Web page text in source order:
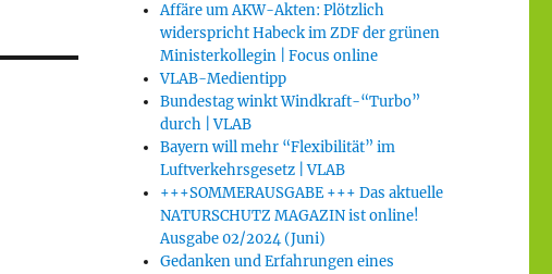
Affäre um AKW-Akten: Plötzlich
widerspricht Habeck im ZDF der grünen
Ministerkollegin | Focus online
VLAB-Medientipp
Bundestag winkt Windkraft-“Turbo”
durch | VLAB
Bayern will mehr “Flexibilität” im
Luftverkehrsgesetz | VLAB
+++SOMMERAUSGABE +++ Das aktuelle
NATURSCHUTZ MAGAZIN ist online!
Ausgabe 02/2024 (Juni)
Gedanken und Erfahrungen eines